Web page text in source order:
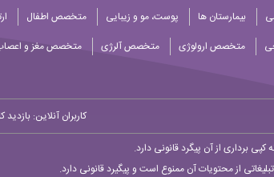
بیمارستان ها پوست، مو و زیبایی متخصص اطفال
متخصص ارولوژی متخصص آلرژی متخصص مغز و
کاربران آنلاین:بازدید کل:
برداری از آن پیگرد قانونی دارد.
از محتویات آن ممنوع است و پیگیرد قانونی دارد.